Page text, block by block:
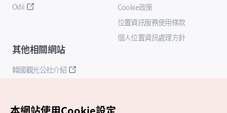
Odii
Cookie政策
位置資訊服務使用條款
個人位置資訊處理方針
其他相關網站
韓國觀光公社介紹